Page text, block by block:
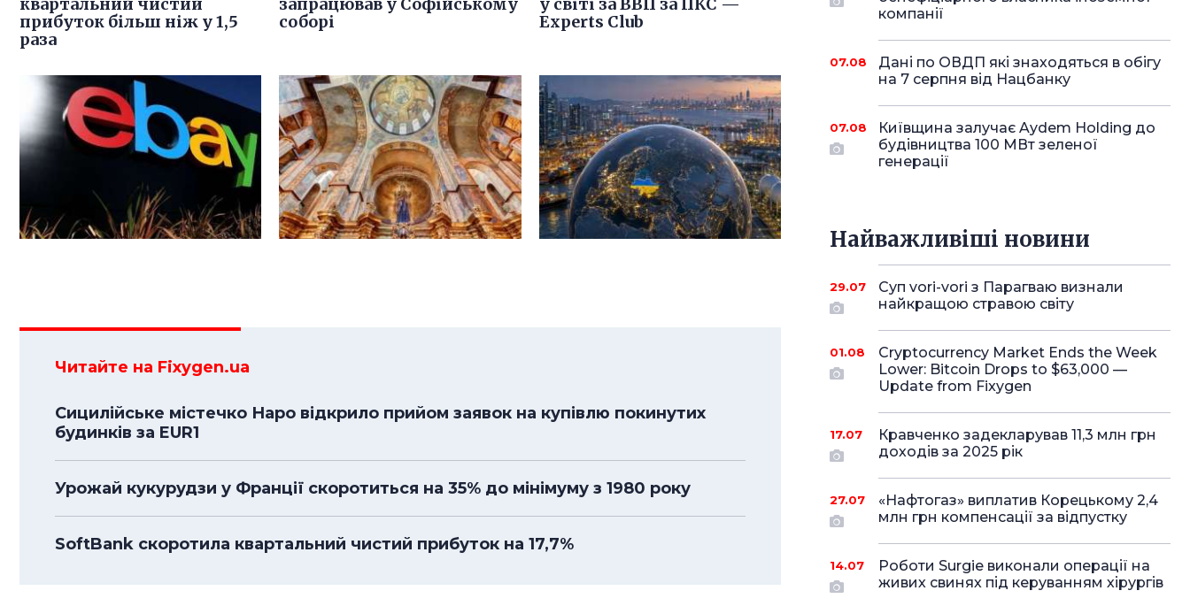
прибуток більш ніж у 1,5
раза
соборі
Experts Club
Читайте на Fixygen.ua
Сицилійське містечко Наро відкрило прийом заявок на купівлю покинутих
будинків за EUR1
Урожай кукурудзи у Франції скоротиться на 35% до мінімуму з 1980 року
SoftBank скоротила квартальний чистий прибуток на 17,7%
компанії
07.08
Дані по ОВДП які знаходяться в обігу
на 7 серпня від Нацбанку
07.08
Київщина залучає Aydem Holding до
будівництва 100 МВт зеленої
генерації
Найважливіші новини
29.07
Суп vori-vori з Парагваю визнали
найкращою стравою світу
01.08
Cryptocurrency Market Ends the Week
Lower: Bitcoin Drops to $63,000 —
Update from Fixygen
17.07
Кравченко задекларував 11,3 млн грн
доходів за 2025 рік
27.07
«Нафтогаз» виплатив Корецькому 2,4
млн грн компенсації за відпустку
14.07
Роботи Surgie виконали операції на
живих свинях під керуванням хірургів